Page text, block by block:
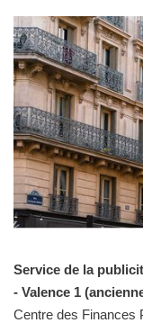
Service de la
- Valence 1
Centre des Finances